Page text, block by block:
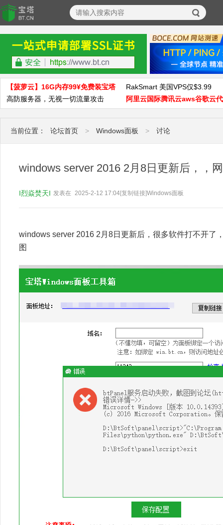
【菠萝云】16G内存99¥免费装宝塔
RakSmart 美国VPS仅$3.99
高防服务器，无视一切流量攻击
阿里云国际腾讯云aws谷歌云
当前位置： 论坛首页 > Windows面板 > 讨论
windows server 2016 2月8日更新后，，
I烈焱焚天I 发表在 Windows面板
2025-2-12 17:04[复制链接]
windows server 2016 2月8日更新后，很多软件打不开了
图